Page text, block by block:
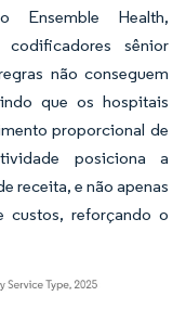
Ensemble Health,
sênior
não conseguem
que os hospitais
proporcional de
posiciona a
receita, e não apenas
custos, reforçando o